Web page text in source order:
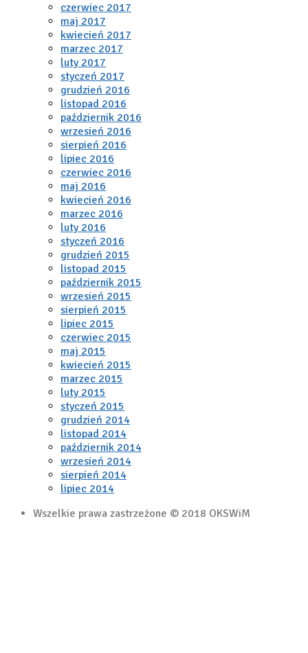
czerwiec 2017
maj 2017
kwiecień 2017
marzec 2017
luty 2017
styczeń 2017
grudzień 2016
listopad 2016
październik 2016
wrzesień 2016
sierpień 2016
lipiec 2016
czerwiec 2016
maj 2016
kwiecień 2016
marzec 2016
luty 2016
styczeń 2016
grudzień 2015
listopad 2015
październik 2015
wrzesień 2015
sierpień 2015
lipiec 2015
czerwiec 2015
maj 2015
kwiecień 2015
marzec 2015
luty 2015
styczeń 2015
grudzień 2014
listopad 2014
październik 2014
wrzesień 2014
sierpień 2014
lipiec 2014
Wszelkie prawa zastrzeżone © 2018 OKSWiM